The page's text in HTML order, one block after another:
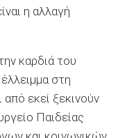
η αλλαγή
καρδιά του
στη
από εκεί ξεκινούν
Παιδείας